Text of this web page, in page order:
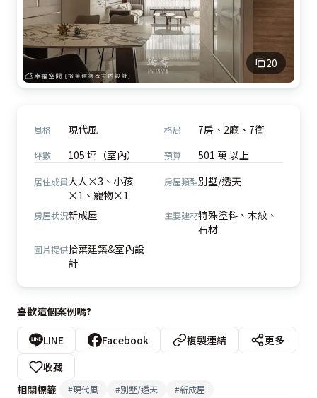
20
風格 現代風 格局 7房、2廳、7衛
坪數 105 坪（室內） 預算 501 萬 以上
居住成員大人×3、小孩
×1、寵物×1
房屋類型別墅/透天
房屋狀況新成屋 主要建材特殊塗料、木紋、
石材
圖片提供拾葉建築&室內設
計
喜歡這個案例嗎?
LINE Facebook 複製連結
更多
收藏
相關標籤
#現代風 #別墅/透天 #新成屋